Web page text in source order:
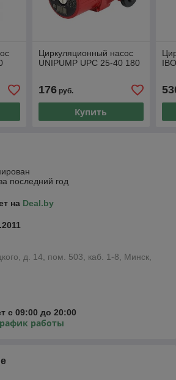
Циркуляционный насос
UNIPUMP UPC 25-40 180
176руб.
Купить
последний год
на Deal.by
д. 14, пом. 503, каб. 1-8, Минск,
с 09:00 до 20:00
работы